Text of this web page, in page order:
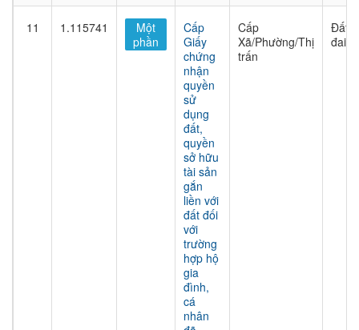
11 1.115741
Một
phần
Cấp
Giấy
chứng
nhận
quyền
sử
dụng
đất,
quyền
sở hữu
tài sản
gắn
liền với
đất đối
với
trường
hợp hộ
gia
đình,
cá
nhân
Cấp
Xã/Phường/Thị
trấn
Đất
đai